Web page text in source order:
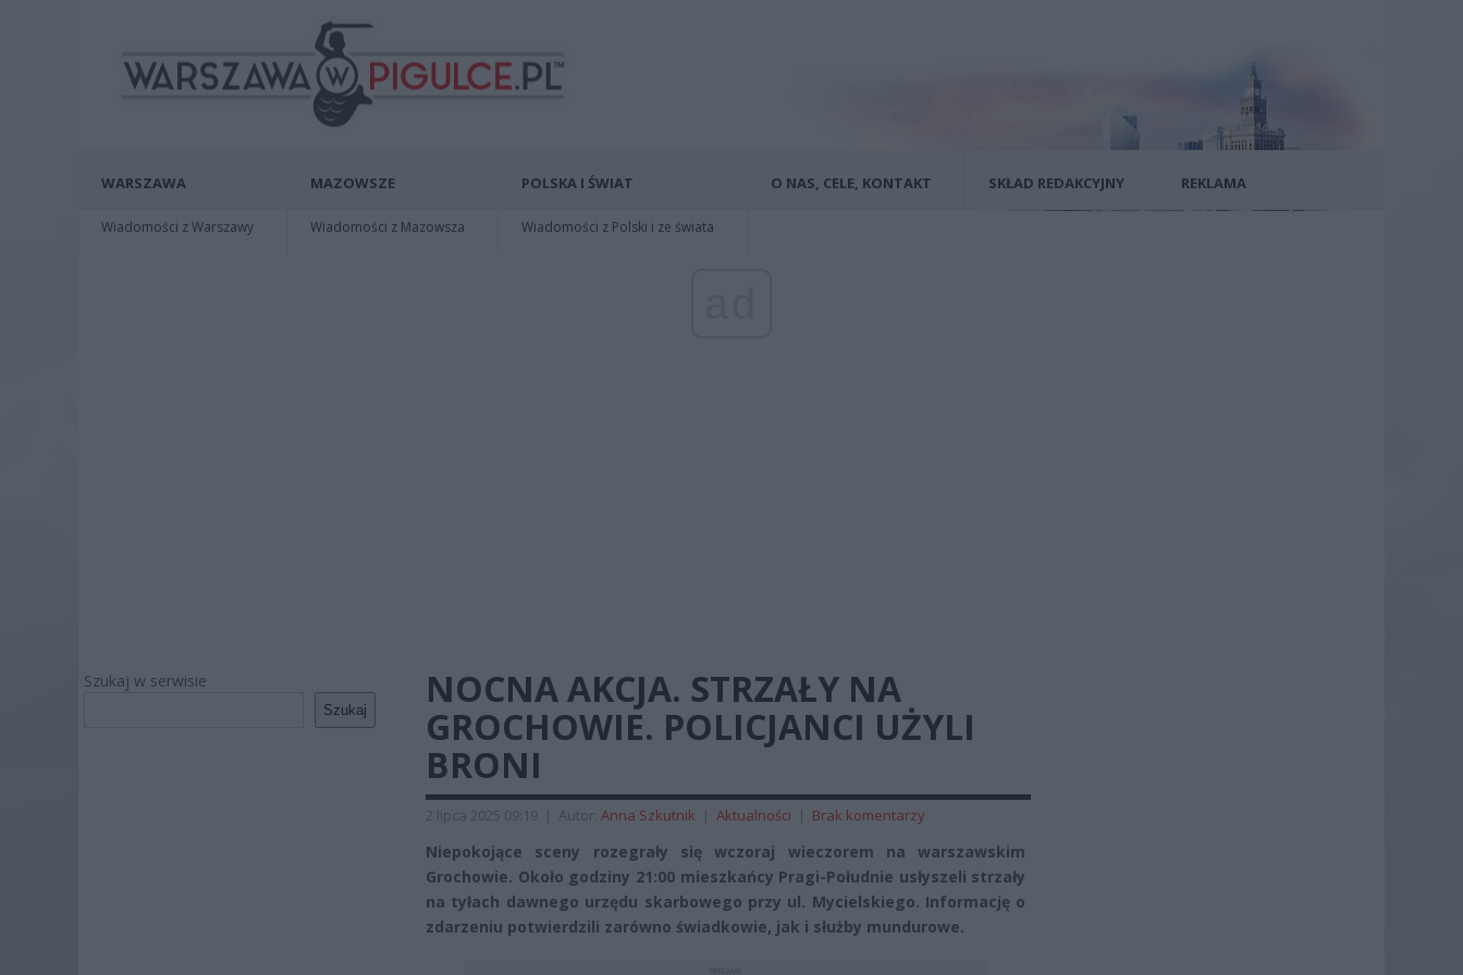
WARSZAWA
Wiadomości z Warszawy
MAZOWSZE
Wiadomości z Mazowsza
POLSKA I ŚWIAT
Wiadomości z Polski i ze świata
O NAS, CELE, KONTAKT SKŁAD REDAKCYJNY REKLAMA
Szukaj w serwisie
Szukaj
NOCNA AKCJA. STRZAŁY NA
GROCHOWIE. POLICJANCI UŻYLI
BRONI
2 lipca 2025 09:19 | Autor: Anna Szkutnik | Aktualności | Brak komentarzy
Niepokojące sceny rozegrały się wczoraj wieczorem na warszawskim
Grochowie. Około godziny 21:00 mieszkańcy Pragi-Południe usłyszeli strzały
na tyłach dawnego urzędu skarbowego przy ul. Mycielskiego. Informację o
zdarzeniu potwierdzili zarówno świadkowie, jak i służby mundurowe.